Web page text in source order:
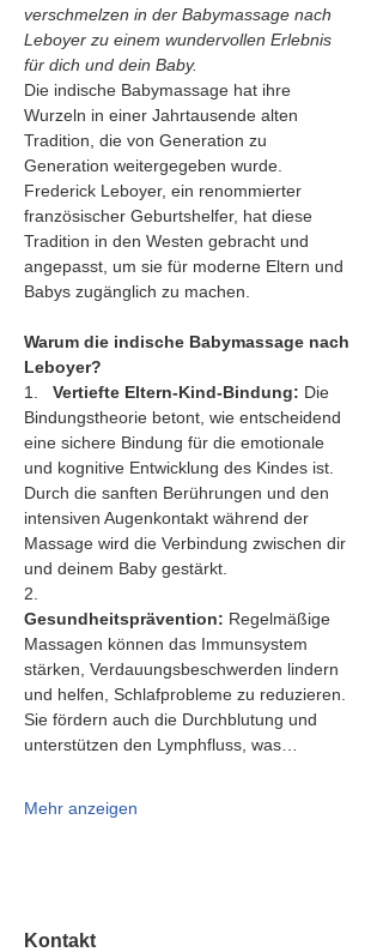
verschmelzen in der Babymassage nach
Leboyer zu einem wundervollen Erlebnis
für dich und dein Baby.
Die indische Babymassage hat ihre
Wurzeln in einer Jahrtausende alten
Tradition, die von Generation zu
Generation weitergegeben wurde.
Frederick Leboyer, ein renommierter
französischer Geburtshelfer, hat diese
Tradition in den Westen gebracht und
angepasst, um sie für moderne Eltern und
Babys zugänglich zu machen.
Warum die indische Babymassage nach
Leboyer?
1. Vertiefte Eltern-Kind-Bindung: Die
Bindungstheorie betont, wie entscheidend
eine sichere Bindung für die emotionale
und kognitive Entwicklung des Kindes ist.
Durch die sanften Berührungen und den
intensiven Augenkontakt während der
Massage wird die Verbindung zwischen dir
und deinem Baby gestärkt.
2.
Gesundheitsprävention: Regelmäßige
Massagen können das Immunsystem
stärken, Verdauungsbeschwerden lindern
und helfen, Schlafprobleme zu reduzieren.
Sie fördern auch die Durchblutung und
unterstützen den Lymphfluss, was…
Mehr anzeigen
Kontakt